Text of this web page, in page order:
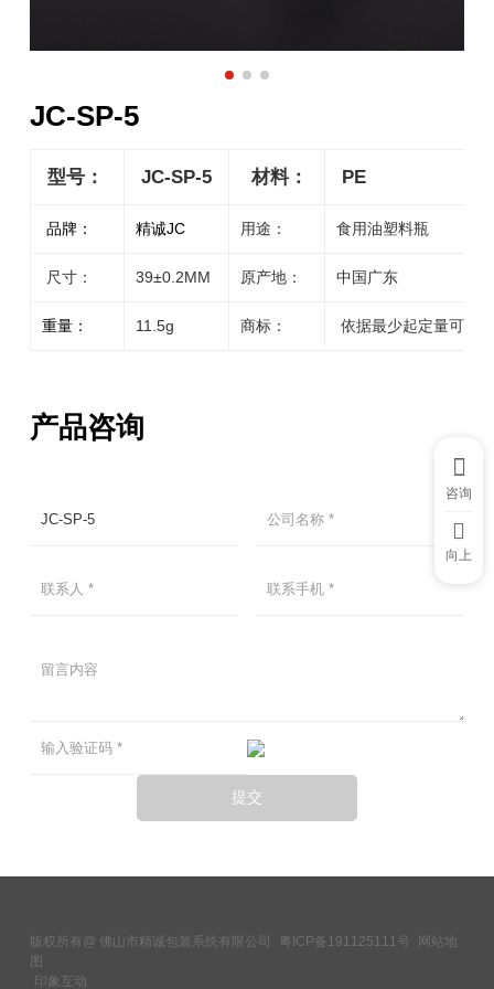
JC-SP-5
型号： JC-SP-5 材料： PE
品牌： 精诚JC 用途： 食用油塑料瓶
尺寸： 39±0.2MM 原产地： 中国广东
重量： 11.5g 商标： 依据最少起定量可以
产品咨询
版权所有@ 佛山市精诚包装系统有限公司 粤ICP备191125111号
网站地
图
印象互动
咨询
向上